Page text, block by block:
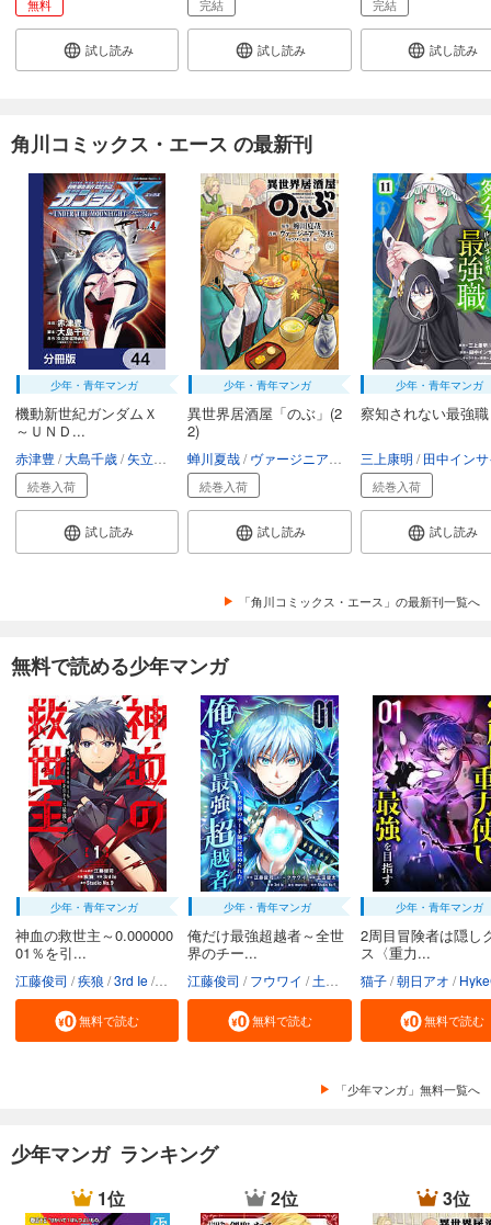
無料
試し読み
完結
試し読み
完結
試し読み
角川コミックス・エース の最新刊
少年・青年マンガ
機動新世紀ガンダムＸ
～ＵＮＤ...
赤津豊 大島千歳 矢立肇・富野由悠季
続巻入荷
試し読み
少年・青年マンガ
異世界居酒屋「のぶ」(2
2)
蝉川夏哉 ヴァージニア二等兵 転
続巻入荷
試し読み
少年・青年マンガ
察知されない最強
三上康明 田中インサイ
続巻入荷
試し読み
「角川コミックス・エース」の最新刊一覧へ
無料で読める少年マンガ
少年・青年マンガ
神血の救世主～0.000000
01％を引...
江藤俊司 疾狼 3rd Ie Studio No.9
無料で読む
少年・青年マンガ
俺だけ最強超越者～全世
界のチー...
江藤俊司 フウワイ 土田健太 3rd Ie maruco
無料で読む
少年・青年マンガ
2周目冒険者は隠し
ス〈重力...
猫子 朝日アオ
無料で読む
「少年マンガ」無料一覧へ
少年マンガ ランキング
1位 2位 3位